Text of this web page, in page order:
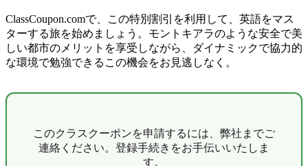
ClassCoupon.comで、この特別割引を利用して、英語をマス
ターする旅を始めましょう。モントキアラのような安全で美
しい都市のメリットを享受しながら、ダイナミックで協力的
な環境で勉強できるこの機会をお見逃しなく。
このクラスクーポンを申請するには、弊社までご
連絡ください。登録手続きをお手伝いいたしま
す。